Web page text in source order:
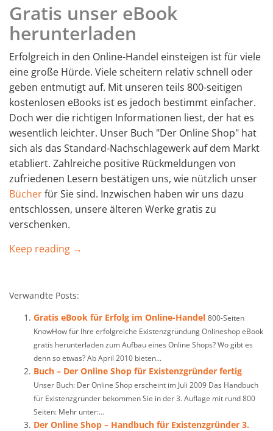
Gratis unser eBook
herunterladen
Erfolgreich in den Online-Handel einsteigen ist für viele
eine große Hürde. Viele scheitern relativ schnell oder
geben entmutigt auf. Mit unseren teils 800-seitigen
kostenlosen eBooks ist es jedoch bestimmt einfacher.
Doch wer die richtigen Informationen liest, der hat es
wesentlich leichter. Unser Buch "Der Online Shop" hat
sich als das Standard-Nachschlagewerk auf dem Markt
etabliert. Zahlreiche positive Rückmeldungen von
zufriedenen Lesern bestätigen uns, wie nützlich unser
Bücherfür Sie sind. Inzwischen haben wir uns dazu
entschlossen, unsere älteren Werke gratis zu
verschenken.
Keep reading →
Verwandte Posts:
Gratis eBook für Erfolg im Online-Handel 800-Seiten
KnowHow für Ihre erfolgreiche Existenzgründung Onlineshop eBook
gratis herunterladen zum Aufbau eines Online Shops? Wo gibt es
denn so etwas? Ab April 2010 bieten...
Buch – Der Online Shop für Existenzgründer fertig
Unser Buch: Der Online Shop erscheint im Juli 2009 Das Handbuch
für Existenzgründer bekommen Sie in der 3. Auflage mit rund 800
Seiten: Mehr unter:...
Der Online Shop – Handbuch für Existenzgründer 3.